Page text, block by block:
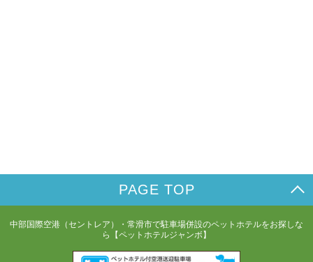
PAGE TOP
中部国際空港（セントレア）・常滑市で駐車場併設のペットホテルをお探しな
ら【ペットホテルジャンボ】